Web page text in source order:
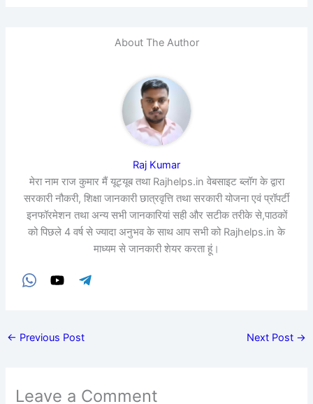
About The Author
Raj Kumar
मेरा नाम राज कुमार मैं यूट्यूब तथा Rajhelps.in वेबसाइट ब्लॉग के द्वारा
सरकारी नौकरी, शिक्षा जानकारी छात्रवृत्ति तथा सरकारी योजना एवं प्रॉपर्टी
इनफॉरमेशन तथा अन्य सभी जानकारियां सही और सटीक तरीके से,पाठकों
को पिछले 4 वर्ष से ज्यादा अनुभव के साथ आप सभी को Rajhelps.in के
माध्यम से जानकारी शेयर करता हूं।
← Previous Post Next Post →
Leave a Comment